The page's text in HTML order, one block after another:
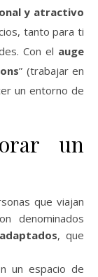
y atractivo
tanto para ti
Con el auge
” (trabajar en
un entorno de
un
que viajan
denominados
, que
un espacio de